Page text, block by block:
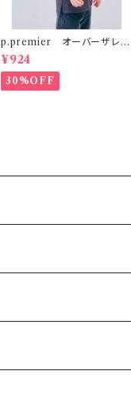
p.premier オーバーザレイ
ンボータンクTシャツ リンク
¥924
30%OFF